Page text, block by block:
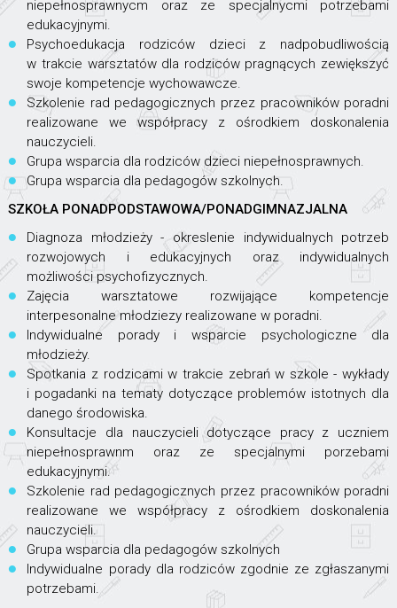
niepełnosprawnycm oraz ze specjalnycmi potrzebami
edukacyjnymi.
Psychoedukacja rodziców dzieci z nadpobudliwością
w trakcie warsztatów dla rodziców pragnących zewiększyć
swoje kompetencje wychowawcze.
Szkolenie rad pedagogicznych przez pracowników poradni
realizowane we współpracy z ośrodkiem doskonalenia
nauczycieli.
Grupa wsparcia dla rodziców dzieci niepełnosprawnych.
Grupa wsparcia dla pedagogów szkolnych.
SZKOŁA PONADPODSTAWOWA/PONADGIMNAZJALNA
Diagnoza młodzieży - okreslenie indywidualnych potrzeb
rozwojowych i edukacyjnych oraz indywidualnych
możliwości psychofizycznych.
Zajęcia warsztatowe rozwijające kompetencje
interpesonalne młodziezy realizowane w poradni.
Indywidualne porady i wsparcie psychologiczne dla
młodzieży.
Spotkania z rodzicami w trakcie zebrań w szkole - wykłady
i pogadanki na tematy dotyczące problemów istotnych dla
danego środowiska.
Konsultacje dla nauczycieli dotyczące pracy z uczniem
niepełnosprawnm oraz ze specjalnymi porzebami
edukacyjnymi.
Szkolenie rad pedagogicznych przez pracowników poradni
realizowane we współpracy z ośrodkiem doskonalenia
nauczycieli.
Grupa wsparcia dla pedagogów szkolnych
Indywidualne porady dla rodziców zgodnie ze zgłaszanymi
potrzebami.